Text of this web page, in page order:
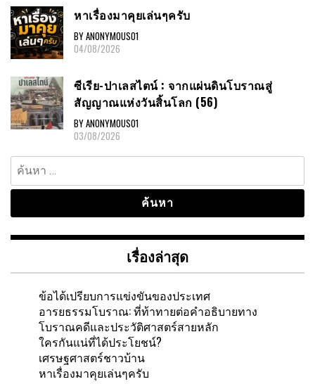
หาเรื่องมาคุยเล่นๆครับ
BY ANONYMOUS01
04/08/2026
ซีเรีย-ปาเลสไตน์ : จากแผ่นดินโบราณสู่
สัญญาณแห่งวันสิ้นโลก (56)
BY ANONYMOUS01
03/08/2026
ค้นหา
สำหรับ:
เรื่องล่าสุด
ข้อได้เปรียบการแข่งขันของประเทศ
อารยธรรมโบราณ: ที่ท้าทายต่อคำอธิบายทาง
โบราณคดีและประวัติศาสตร์สายหลัก
ใครกันแน่ที่ได้ประโยชน์?
เศรษฐศาสตร์ชาวบ้าน
หาเรื่องมาคุยเล่นๆครับ